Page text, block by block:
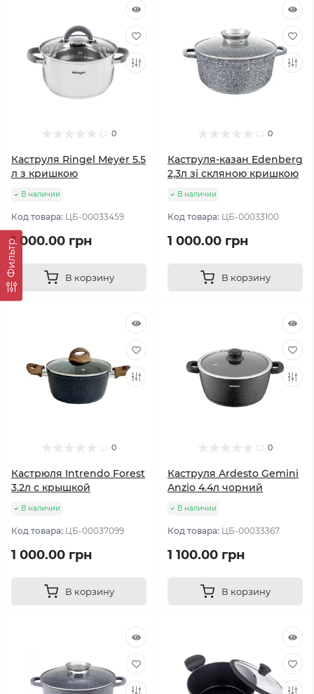
Фильтр
0
Каструля Ringel Meyer 5.5
л з кришкою
В наличии
Код товара: ЦБ-00033459
1 000.00 грн
В корзину
0
Каструля-казан Edenberg
2,3л зі скляною кришкою
В наличии
Код товара: ЦБ-00033100
1 000.00 грн
В корзину
0
Кастрюля Intrendo Forest
3.2л с крышкой
В наличии
Код товара: ЦБ-00037099
1 000.00 грн
В корзину
0
Каструля Ardesto Gemini
Anzio 4.4л чорний
В наличии
Код товара: ЦБ-00033367
1 100.00 грн
В корзину